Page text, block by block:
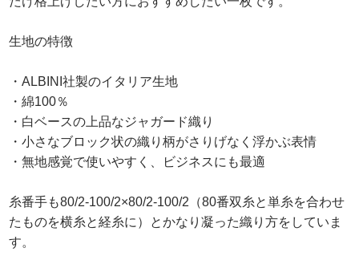
生地の特徴
・ALBINI社製のイタリア生地
・綿100％
・白ベースの上品なジャガード織り
・小さなブロック状の織り柄がさりげなく浮かぶ表情
・無地感覚で使いやすく、ビジネスにも最適
糸番手も80/2-100/2×80/2-100/2（80番双糸と単糸を合わせ
たものを横糸と経糸に）とかなり凝った織り方をしていま
す。